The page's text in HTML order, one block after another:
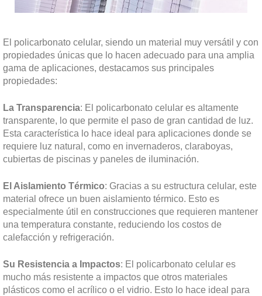
El policarbonato celular, siendo un material muy versátil y con
propiedades únicas que lo hacen adecuado para una amplia
gama de aplicaciones, destacamos sus principales
propiedades:
La Transparencia: El policarbonato celular es altamente
transparente, lo que permite el paso de gran cantidad de luz.
Esta característica lo hace ideal para aplicaciones donde se
requiere luz natural, como en invernaderos, claraboyas,
cubiertas de piscinas y paneles de iluminación.
El Aislamiento Térmico: Gracias a su estructura celular, este
material ofrece un buen aislamiento térmico. Esto es
especialmente útil en construcciones que requieren mantener
una temperatura constante, reduciendo los costos de
calefacción y refrigeración.
Su Resistencia a Impactos: El policarbonato celular es
mucho más resistente a impactos que otros materiales
plásticos como el acrílico o el vidrio. Esto lo hace ideal para